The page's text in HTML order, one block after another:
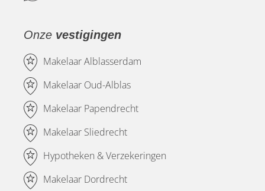
Onze vestigingen
Makelaar Alblasserdam
Makelaar Oud-Alblas
Makelaar Papendrecht
Makelaar Sliedrecht
Hypotheken & Verzekeringen
Makelaar Dordrecht